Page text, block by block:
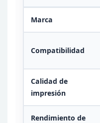
Marca
Compatibilidad
Calidad de
impresión
Rendimiento de